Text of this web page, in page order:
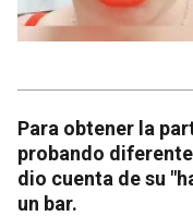
Para obtener la
probando
dio cuenta de su
un bar.